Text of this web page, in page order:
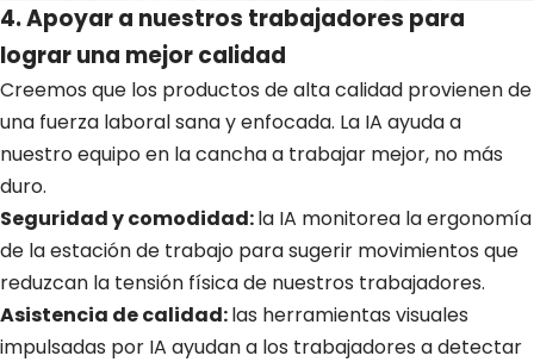
4. Apoyar a nuestros trabajadores para
lograr una mejor calidad
Creemos que los productos de alta calidad provienen de
una fuerza laboral sana y enfocada. La IA ayuda a
nuestro equipo en la cancha a trabajar mejor, no más
duro.
Seguridad y comodidad:la IA monitorea la ergonomía
de la estación de trabajo para sugerir movimientos que
reduzcan la tensión física de nuestros trabajadores.
Asistencia de calidad:las herramientas visuales
impulsadas por IA ayudan a los trabajadores a detectar